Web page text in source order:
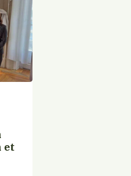
et